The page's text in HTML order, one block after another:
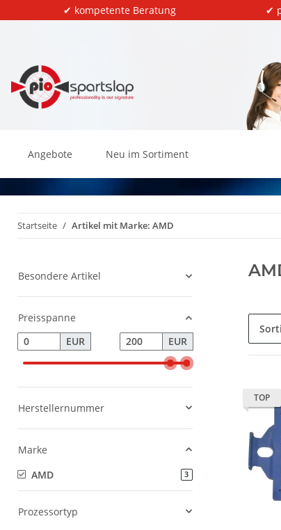
✔ kompetente Beratung ✔
Angebote Neu im Sortiment
Startseite Artikel mit Marke: AMD
TOP
Besondere Artikel
Preisspanne
EUR
EUR
Herstellernummer
Marke
AMD
3Artikel gefunden
Prozessortyp